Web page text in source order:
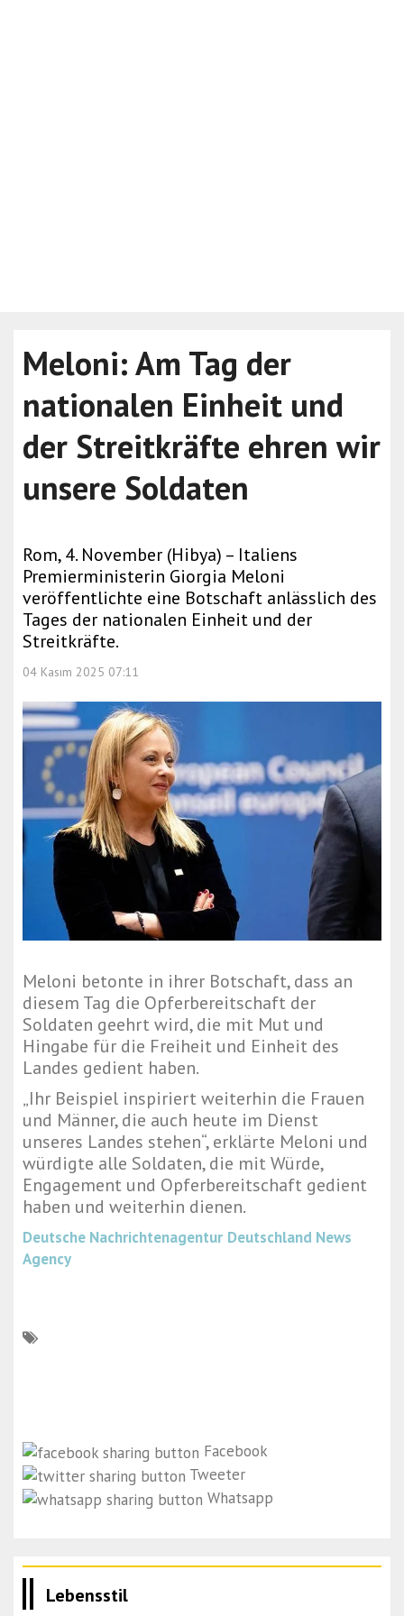
Meloni: Am Tag der
nationalen Einheit und
der Streitkräfte ehren wir
unsere Soldaten
Rom, 4. November (Hibya) – Italiens
Premierministerin Giorgia Meloni
veröffentlichte eine Botschaft anlässlich des
Tages der nationalen Einheit und der
Streitkräfte.
04 Kasım 2025 07:11
Meloni betonte in ihrer Botschaft, dass an
diesem Tag die Opferbereitschaft der
Soldaten geehrt wird, die mit Mut und
Hingabe für die Freiheit und Einheit des
Landes gedient haben.
„Ihr Beispiel inspiriert weiterhin die Frauen
und Männer, die auch heute im Dienst
unseres Landes stehen“, erklärte Meloni und
würdigte alle Soldaten, die mit Würde,
Engagement und Opferbereitschaft gedient
haben und weiterhin dienen.
Deutsche Nachrichtenagentur Deutschland News
Agency
Facebook
Tweeter
Whatsapp
Lebensstil